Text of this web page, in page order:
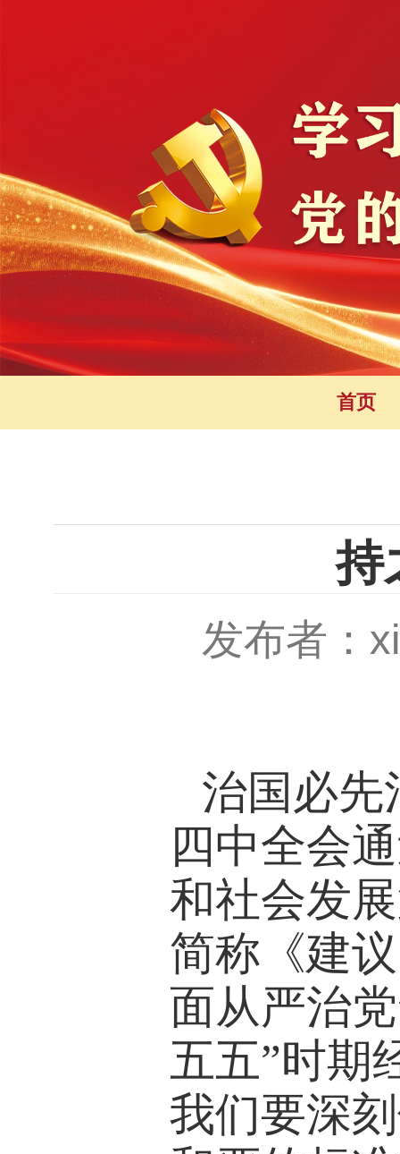
首页
持
发布者：
治国必先
四中全会
和社会发
简称《建
面从严治
五五”时期
我们要深